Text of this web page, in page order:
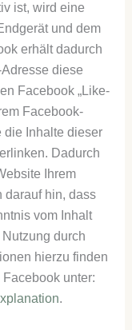
ist, wird eine
und dem
erhält dadurch
diese
Facebook „Like-
Facebook-
die Inhalte dieser
Dadurch
Ihrem
darauf hin, dass
vom Inhalt
durch
hierzu finden
unter:
.